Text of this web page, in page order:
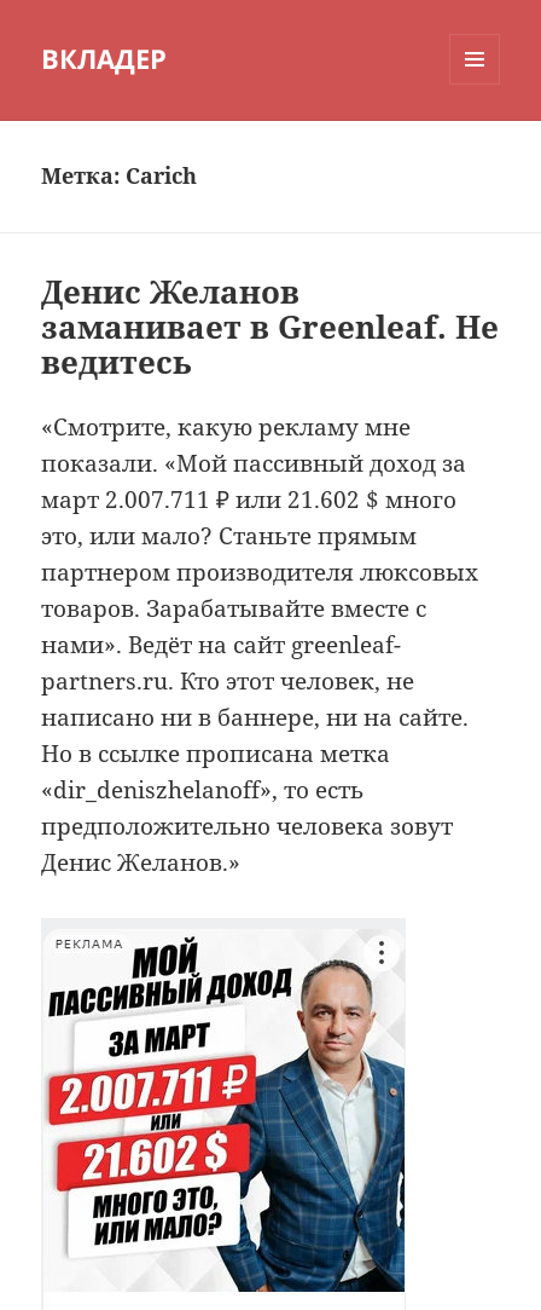
ВКЛАДЕР
Метка: Carich
Денис Желанов
заманивает в Greenleaf. Не
ведитесь
«Смотрите, какую рекламу мне
показали. «Мой пассивный доход за
март 2.007.711 ₽ или 21.602 $ много
это, или мало? Станьте прямым
партнером производителя люксовых
товаров. Зарабатывайте вместе с
нами». Ведёт на сайт greenleaf-
partners.ru. Кто этот человек, не
написано ни в баннере, ни на сайте.
Но в ссылке прописана метка
«dir_deniszhelanoff», то есть
предположительно человека зовут
Денис Желанов.»